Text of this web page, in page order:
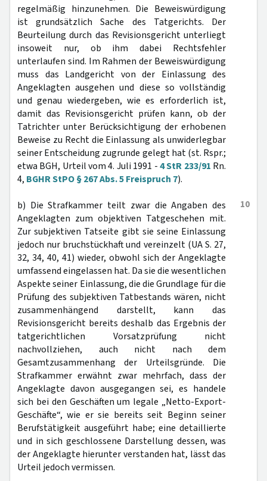
regelmäßig hinzunehmen. Die Beweiswürdigung
ist grundsätzlich Sache des Tatgerichts. Der
Beurteilung durch das Revisionsgericht unterliegt
insoweit nur, ob ihm dabei Rechtsfehler
unterlaufen sind. Im Rahmen der Beweiswürdigung
muss das Landgericht von der Einlassung des
Angeklagten ausgehen und diese so vollständig
und genau wiedergeben, wie es erforderlich ist,
damit das Revisionsgericht prüfen kann, ob der
Tatrichter unter Berücksichtigung der erhobenen
Beweise zu Recht die Einlassung als unwiderlegbar
seiner Entscheidung zugrunde gelegt hat (st. Rspr.;
etwa BGH, Urteil vom 4. Juli 1991 -4 StR 233/91 Rn.
4, BGHR StPO § 267 Abs. 5 Freispruch 7).
10
b) Die Strafkammer teilt zwar die Angaben des
Angeklagten zum objektiven Tatgeschehen mit.
Zur subjektiven Tatseite gibt sie seine Einlassung
jedoch nur bruchstückhaft und vereinzelt (UA S. 27,
32, 34, 40, 41) wieder, obwohl sich der Angeklagte
umfassend eingelassen hat. Da sie die wesentlichen
Aspekte seiner Einlassung, die die Grundlage für die
Prüfung des subjektiven Tatbestands wären, nicht
zusammenhängend darstellt, kann das
Revisionsgericht bereits deshalb das Ergebnis der
tatgerichtlichen Vorsatzprüfung nicht
nachvollziehen, auch nicht nach dem
Gesamtzusammenhang der Urteilsgründe. Die
Strafkammer erwähnt zwar mehrfach, dass der
Angeklagte davon ausgegangen sei, es handele
sich bei den Geschäften um legale „Netto-Export-
Geschäfte“, wie er sie bereits seit Beginn seiner
Berufstätigkeit ausgeführt habe; eine detaillierte
und in sich geschlossene Darstellung dessen, was
der Angeklagte hierunter verstanden hat, lässt das
Urteil jedoch vermissen.